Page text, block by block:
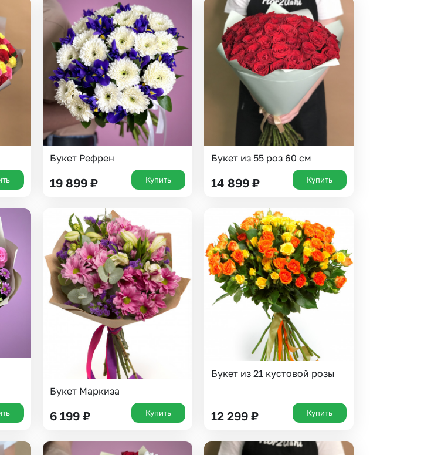
Самара
Уфа
Екатеринбург
Омск
Воронеж
Букет Рефрен
19 899 ₽ Купить
Букет из 55 роз 60 см
14 899 ₽ Купить
Букет Маркиза
6 199 ₽ Купить
Букет из 21 кустовой розы
12 299 ₽ Купить